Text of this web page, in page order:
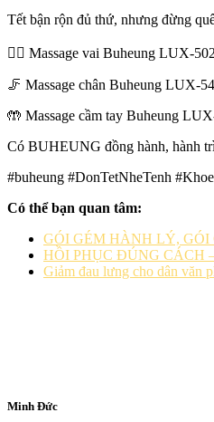
Tết bận rộn đủ thứ, nhưng đừng
💆‍♀️ Massage vai Buheung LUX-
🦵 Massage chân Buheung LUX-
🤲 Massage cầm tay Buheung
Có BUHEUNG đồng hành, hành
#buheung #DonTetNheTenh
Có thể bạn quan tâm:
GÓI GÉM HÀNH LÝ,
HỒI PHỤC ĐÚNG CÁCH
Giảm đau lưng cho dân văn
Minh Đức